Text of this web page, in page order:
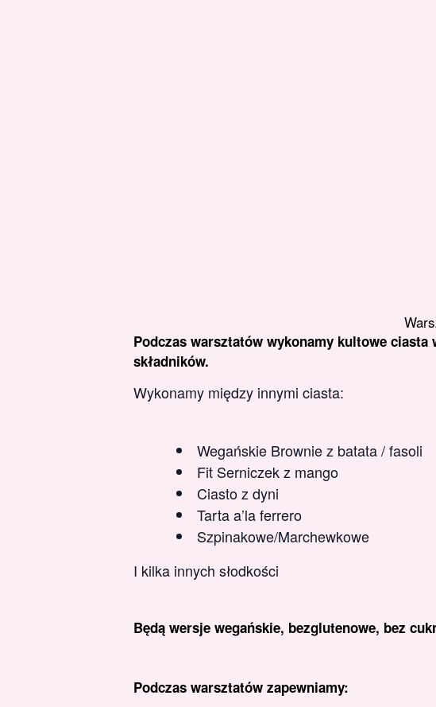
Podczas warsztatów wykonamy kultowe
składników.
Wykonamy między innymi ciasta:
Wegańskie Brownie z batata / fasoli
Fit Serniczek z mango
Ciasto z dyni
Tarta a’la ferrero
Szpinakowe/Marchewkowe
I kilka innych słodkości
Będą wersje wegańskie, bezglutenowe, bez
Podczas warsztatów zapewniamy: